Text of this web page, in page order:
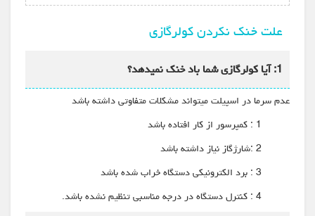
علت خنک نکردن کولرگازی
1: آیا کولرگازی شما باد خنک نمیدهد؟
عدم سرما در اسپیلت میتواند مشکلات متفاوتی داشته باشد
1 : کمپرسور از کار افتاده باشد
2 :شارژگاز نیاز داشته باشد
3 : برد الکترونیکی دستگاه خراب شده باشد
4 : کنترل دستگاه در درجه مناسبی تنظیم نشده باشد.